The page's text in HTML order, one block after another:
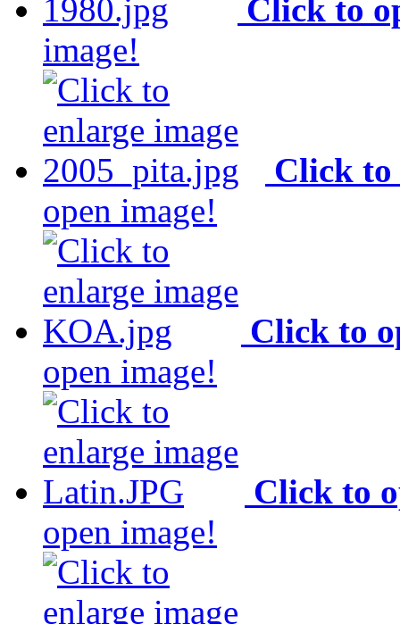
Click to
image!
Click to
open image!
Click to
open image!
Click to
open image!